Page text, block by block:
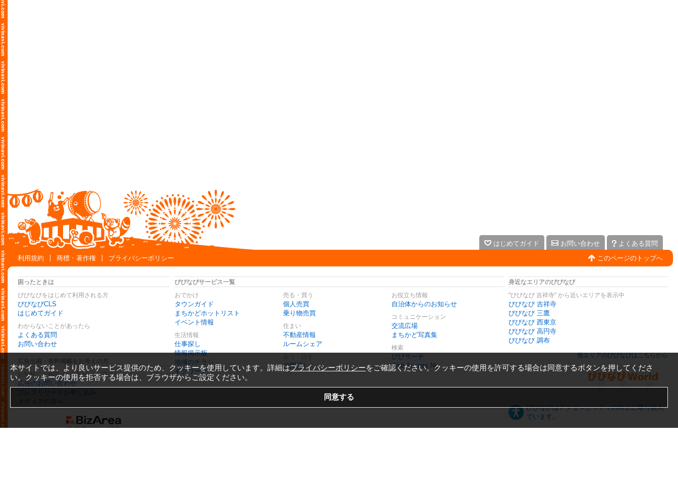
はじめてガイド お問い合わせ
よくある質問
利用規約
商標・著作権 プライバシーポリシー このページのトップへ
困ったときは
びびなびをはじめて利用される方
びびなびCLS
はじめてガイド
わからないことがあったら
よくある質問
お問い合わせ
お気軽にご相談・お問い合わせ下さい
広告のお問い合わせ
プレスリリースお申し込み
メディアの方へ
びびなびサービス一覧
おでかけ
タウンガイド
まちかどホットリスト
イベント情報
生活情報
仕事探し
情報掲示板
地域のチラシ
ギグワーク
売る・買う
個人売買
乗り物売買
住まい
不動産情報
ルームシェア
仲間探し
お役立ち情報
自治体からのお知らせ
コミュニケーション
交流広場
まちかど写真集
検索
びびサーチ
Web Access No.
身近なエリアのびびなび
"びびなび 吉祥寺" から近いエリアを表示中
びびなび 吉祥寺
びびなび 三鷹
びびなび 西東京
びびなび 高円寺
びびなび 調布
他エリアのびびなびはこちらから
びびなびはアクセシビリティの向上に取り組ん
でいます。
本サイトでは、より良いサービス提供のため、クッキーを使用しています。詳細はプライバシーポリシーをご確認ください。クッキーの使用を許可する場合は同意するボタンを押してくださ
い。クッキーの使用を拒否する場合は、ブラウザからご設定ください。